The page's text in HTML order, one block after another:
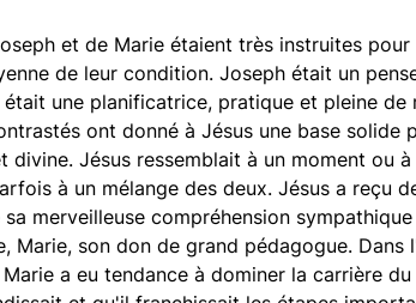
et de Marie étaient très instruites
de leur condition. Joseph était un
une planificatrice, pratique et pleine de
ont donné à Jésus une base solide
divine. Jésus ressemblait à un moment ou
à un mélange des deux. Jésus a reçu
merveilleuse compréhension
Marie, son don de grand pédagogue. Dans
a eu tendance à dominer la carrière